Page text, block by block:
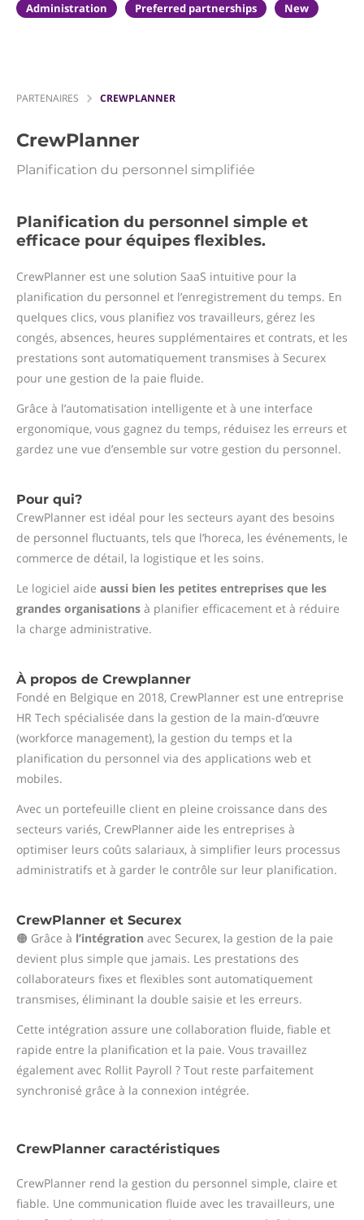
Administration
Preferred partnerships New
PARTENAIRES CREWPLANNER
CrewPlanner
Planification du personnel simplifiée
Planification du personnel simple et
efficace pour équipes flexibles.
CrewPlanner est une solution SaaS intuitive pour la
planification du personnel et l’enregistrement du temps. En
quelques clics, vous planifiez vos travailleurs, gérez les
congés, absences, heures supplémentaires et contrats, et les
prestations sont automatiquement transmises à Securex
pour une gestion de la paie fluide.
Grâce à l’automatisation intelligente et à une interface
ergonomique, vous gagnez du temps, réduisez les erreurs et
gardez une vue d’ensemble sur votre gestion du personnel.
Pour qui?
CrewPlanner est idéal pour les secteurs ayant des besoins
de personnel fluctuants, tels que l’horeca, les événements, le
commerce de détail, la logistique et les soins.
Le logiciel aide aussi bien les petites entreprises que les
grandes organisations à planifier efficacement et à réduire
la charge administrative.
À propos de Crewplanner
Fondé en Belgique en 2018, CrewPlanner est une entreprise
HR Tech spécialisée dans la gestion de la main-d’œuvre
(workforce management), la gestion du temps et la
planification du personnel via des applications web et
mobiles.
Avec un portefeuille client en pleine croissance dans des
secteurs variés, CrewPlanner aide les entreprises à
optimiser leurs coûts salariaux, à simplifier leurs processus
administratifs et à garder le contrôle sur leur planification.
CrewPlanner et Securex
🟠 Grâce à l’intégration avec Securex, la gestion de la paie
devient plus simple que jamais. Les prestations des
collaborateurs fixes et flexibles sont automatiquement
transmises, éliminant la double saisie et les erreurs.
Cette intégration assure une collaboration fluide, fiable et
rapide entre la planification et la paie. Vous travaillez
également avec Rollit Payroll ? Tout reste parfaitement
synchronisé grâce à la connexion intégrée.
CrewPlanner caractéristiques
CrewPlanner rend la gestion du personnel simple, claire et
fiable. Une communication fluide avec les travailleurs, une